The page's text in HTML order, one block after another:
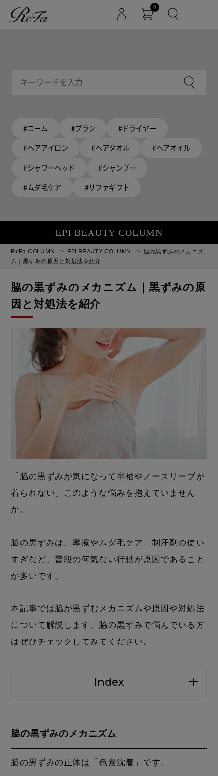
0
#コーム #ブラシ #ドライヤー
#ヘアアイロン #ヘアタオル #ヘアオイル
#シャワーヘッド #シャンプー
#ムダ毛ケア #リファギフト
EPI BEAUTY COLUMN
ReFa COLUMN > EPI BEAUTY COLUMN > 脇の黒ずみのメカニズ
ム｜黒ずみの原因と対処法を紹介
脇の黒ずみのメカニズム｜黒ずみの原
因と対処法を紹介
「脇の黒ずみが気になって半袖やノースリーブが
着られない」このような悩みを抱えていません
か。
脇の黒ずみは、摩擦やムダ毛ケア、制汗剤の使い
すぎなど、普段の何気ない行動が原因であること
が多いです。
本記事では脇が黒ずむメカニズムや原因や対処法
について解説します。脇の黒ずみで悩んでいる方
はぜひチェックしてみてください。
Index
脇の黒ずみのメカニズム
脇の黒ずみの正体は「色素沈着」です。